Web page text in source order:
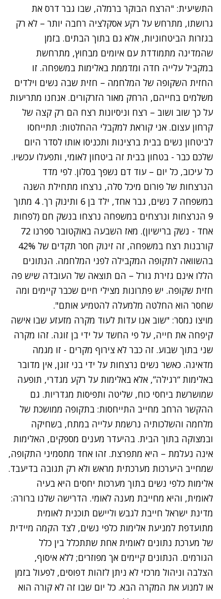
התשיעית: "הרצח הבוקר ברמלה, שבו גבר דרס את
גרושתו, מתרחש על רקע אסקלציה רחבה יותר – לא רק
בגזרות הביטחוניות, אלא גם בתוך הבתים. בזמן
שהמדינה מתמודדת עם איומים מבחוץ, מתרחשת
במקביל עלייה חדה ומדממת באלימות במשפחה. זו
החזית השקופה של המלחמה – חזית שבה נשים וילדים
משלמים בחייהם, הרחק מאור הזרקורים. אנחנו מתריעות
על כך שוב ושוב – רצח וניסיונות רצח הם רק קצה של
קרחון עצום. אני קוראת למקבלי ההחלטות: תתייחסו
לביטחון נשים בבית ברצינות ותכניסו אותו לסדר היום
שלכם כבר - בטחון בבית זה ביטחון לאומי, ותפעלו עכשיו.
כל עיכוב, כל יום – עוד דם נשפך בסלון. לפי מדד
הנרצחות של פורום מיכל סלה, נרצחו מתחילת השנה
במשפחה 7 נשים, גבר אחד, ילד בן 6 ותינוק רך. 4 מתוך
9 הנרצחות ונרצחים במשפחה נרצחו בנשק חם (לפחות
אחד - נשק ברישיון). מאז השבעה באוקטובר ספרנו 72
קורבנות רצח במשפחה, זה זינוק חסר תקדים של 42%
בהשוואה לתקופה המקבילה לפני המלחמה. הנתונים
הללו אינם גזירת גורל – הם תוצאה של העובדה שיש פה
חזית שקופה. יש פתרונות מצילי חיים שכבר קיימים ומה
שחסר הוא החלטה מלמעלה להטמיע אותם".
מויצו נמסר: "שוב אנו עדות לעוד מקרה מזעזע שבו אישה
קיפחה את חייה, על פי החשד על ידי בן זוגה. זהו מקרה
שני בתוך שבוע. זה כבר לא צירוף מקרים - זו מגמה
מדאיגה. כאשר נשים נרצחות על ידי בני זוגן, אין מדובר
באלימות “רגילה”, אלא באלימות על רקע מגדרי, תופעה
שמושרשת ביחסי כוח, שליטה ותפיסות מגדריות. גם
ההקשר הרחב מחייב התייחסות: בתקופה ממושכת של
מלחמה והשלכותיה נרשמת עלייה במתח, בשחיקה
ובמצוקה בתוך הבית. בהיעדר מענים מספקים, האלימות
אינה נעלמת – היא מתפרצת. זהו אחד מתסמיני התקופה,
שמחייב היערכות מערכתית מראש ולא רק תגובה בדיעבד.
אלימות כלפי נשים בתוך מערכות יחסים היא בעיה
לאומית, והיא מחייבת מענה לאומי. הדרישה שלנו ברורה:
מדינת ישראל חייבת לגבש וליישם תוכנית לאומית
מתועדפת למניעת אלימות כלפי נשים, לצד הקמה מיידית
של מערכת נתונים לאומית אחת שתתכלל בין כלל
הגורמים. הנתונים קיימים אך מפוזרים; ללא איסוף,
הצלבה וניהול מרכזי לא ניתן לזהות דפוסים, לפעול בזמן
או למנוע את המקרה הבא. כל יום שבו זה לא קורה הוא